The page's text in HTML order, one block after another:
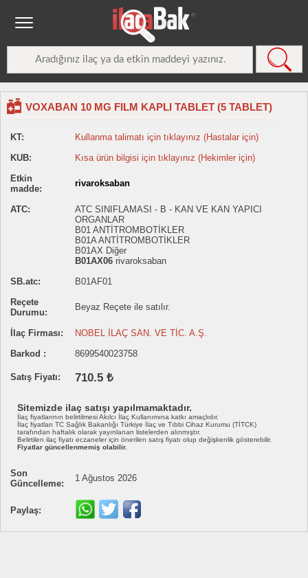
VOXABAN 10 MG FILM KAPLI TABLET (5 TABLET)
KT:
Kullanma talimatı için tıklayınız (Hastalar için)
KUB:
Kısa ürün bilgisi için tıklayınız (Hekimler için)
Etkin
madde:
rivaroksaban
ATC:
ATC SINIFLAMASI - B - KAN VE KAN YAPICI
ORGANLAR
B01 ANTİTROMBOTİKLER
B01A ANTİTROMBOTİKLER
B01AX Diğer
B01AX06 rivaroksaban
SB.atc:
B01AF01
Reçete
Durumu:
Beyaz Reçete ile satılır.
İlaç Firması:
NOBEL İLAÇ SAN. VE TİC. A.Ş.
Barkod :
8699540023758
Satış Fiyatı: 710.5 ₺
Sitemizde ilaç satışı yapılmamaktadır.
İlaç fiyatlarının belirtilmesi Akılcı İlaç Kullanımına katkı amaçlıdır.
İlaç fiyatları TC Sağlık Bakanlığı Türkiye İlaç ve Tıbbi Cihaz Kurumu (TİTCK)
tarafından haftalık olarak yayınlanan listelerden alınmıştır.
Belirtilen ilaç fiyatı eczaneler için önerilen satış fiyatı olup değişkenlik gösterebilir.
Fiyatlar güncellenmemiş olabilir.
Son
Güncelleme:
1 Ağustos 2026
Paylaş: